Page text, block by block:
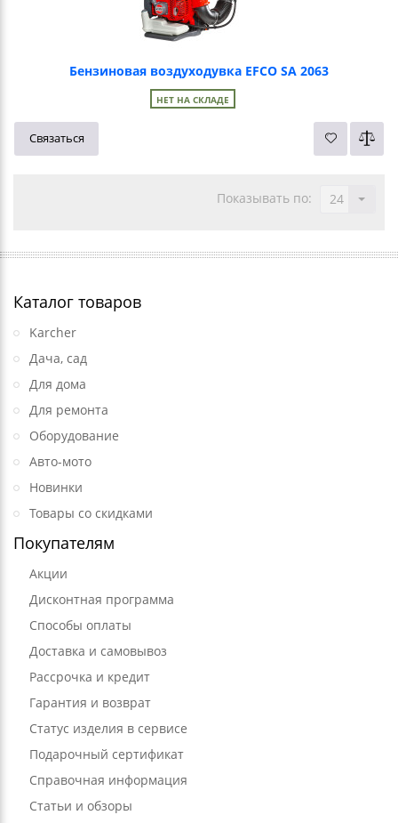
Бензиновая воздуходувка EFCO SA 2063
НЕТ НА СКЛАДЕ
Связаться
Показывать по: 24
Каталог товаров
Karcher
Дача, сад
Для дома
Для ремонта
Оборудование
Авто-мото
Новинки
Товары со скидками
Покупателям
Акции
Дисконтная программа
Способы оплаты
Доставка и самовывоз
Рассрочка и кредит
Гарантия и возврат
Статус изделия в сервисе
Подарочный сертификат
Справочная информация
Статьи и обзоры